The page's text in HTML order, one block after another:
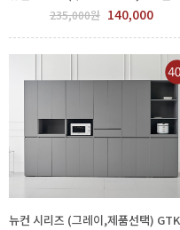
235,000원 140,000